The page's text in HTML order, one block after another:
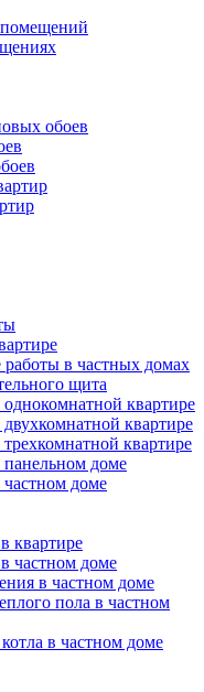
обоев
в частных домах
щита
квартире
квартире
квартире
панельном доме
частном доме
квартире
частном доме
в частном доме
пола в частном
в частном доме